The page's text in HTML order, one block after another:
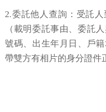
2.委託他人查詢：受託
（載明委託事由、委託
號碼、出生年月日、戶
帶雙方有相片的身分證件